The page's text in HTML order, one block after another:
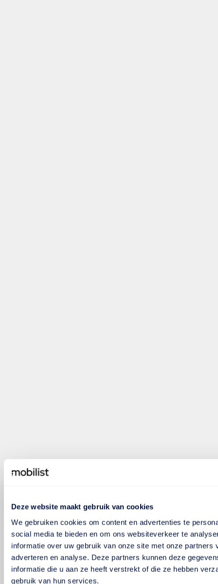
Deze website maakt gebruik van cookies
We gebruiken cookies om content en advertenties te
social media te bieden en om ons websiteverkeer te
informatie over uw gebruik van onze site met onze partners
adverteren en analyse. Deze partners kunnen deze
informatie die u aan ze heeft verstrekt of die ze hebben
gebruik van hun services.